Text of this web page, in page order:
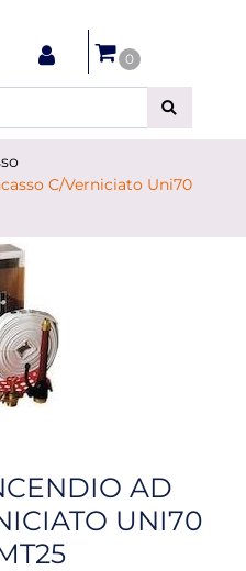
0
C/Verniciato Uni70
AD
UNI70